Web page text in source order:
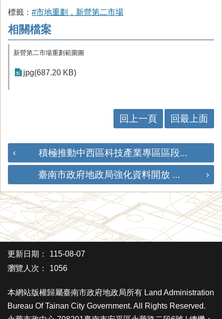
標籤： #市地重劃，新營第二市場
相關檔案
新營第二市場重劃範圍圖
jpg(687.20 KB)
回上一頁 回最上面
積極推動中西區科技產業專區區段...
臺南市政府地政局強化資料開放 ...
更新日期：
115-08-07
瀏覽人次：
1056
本網站版權歸屬臺南市政府地政局所有 Land Administration
Bureau Of Tainan City Government. All Rights Reserved.